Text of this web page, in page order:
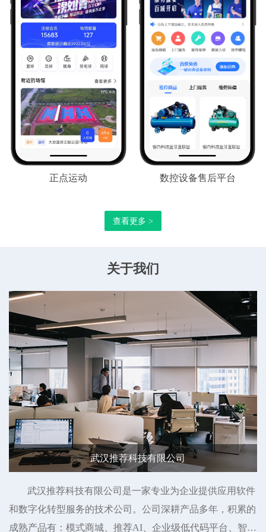
正点运动 数控设备售后平台
查看更多 >
关于我们
武汉推荐科技有限公司
武汉推荐科技有限公司是一家专业为企业提供应用软件
和数字化转型服务的技术公司。公司深耕产品多年，积累的
成熟产品有：模式商城、推荐AI、企业级低代码平台、智慧